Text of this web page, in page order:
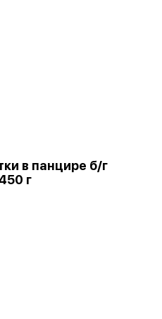
в панцире б/г
г